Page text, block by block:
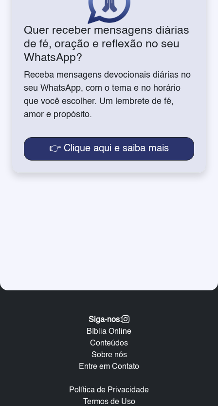
Quer receber mensagens diárias
de fé, oração e reflexão no seu
WhatsApp?
Receba mensagens devocionais diárias no
seu WhatsApp, com o tema e no horário
que você escolher. Um lembrete de fé,
amor e propósito.
👉 Clique aqui e saiba mais
Bíblia Online
Conteúdos
Sobre nós
Entre em Contato
Política de Privacidade
Termos de Uso
Siga-nos: